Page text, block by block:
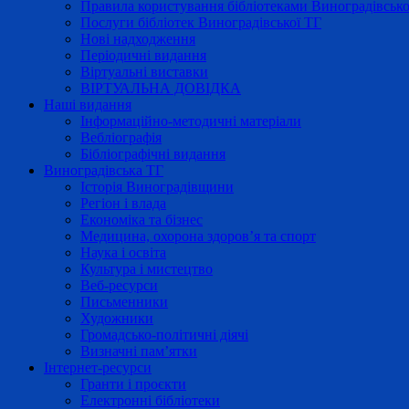
Правила користування бібліотеками
Послуги бібліотек Виноградівської ТГ
Нові надходження
Періодичні видання
Віртуальні виставки
ВІРТУАЛЬНА ДОВІДКА
Наші видання
Інформаційно-методичні матеріали
Вебліографія
Бібліографічні видання
Виноградівська ТГ
Історія Виноградівщини
Регіон і влада
Економіка та бізнес
Медицина, охорона здоров’я та спорт
Наука і освіта
Культура і мистецтво
Веб-ресурси
Письменники
Художники
Громадсько-політичні діячі
Визначні пам’ятки
Інтернет-ресурси
Гранти і проєкти
Електронні бібліотеки